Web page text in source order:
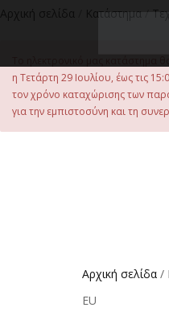
περιεχόμενο
Αρχική σελίδα Κατάστημα /
η Τετάρτη 29 Ιουλίου, έως τις
τον χρόνο καταχώρισης των
για την εμπιστοσύνη και τη
Αρχική σελίδα /
EU